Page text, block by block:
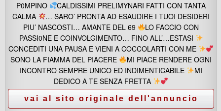
P0MPINO
CALDISSIMI PRELIMYNARI FATTI CON TANTA
CALMA
… SARO’ PRONTA AD ESAUDIRE I TUOI DESIDERI
PIU’ NASCOSTI… AMANTE DEL 69
LO FACCIO CON
PASSI0NE E COINVOLGIMENTO… FINO ALL’…ESTASI
CONCEDITI UNA PAUSA E VIENI A COCCOLARTI CON ME
SONO LA FIAMMA DEL PIACERE
MI PIACE RENDERE OGNI
INCONTRO SEMPRE UNICO ED INDIMENTICABILE
MI
DEDICO A TE SENZA FRETTA